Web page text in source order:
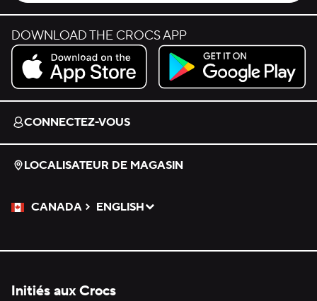
DOWNLOAD THE CROCS APP
Download on the App Store.
Get it on Google Play.
CONNECTEZ-VOUS
LOCALISATEUR DE MAGASIN
CANADA
Veuillez sélectionner une langue
ENGLISH
Sélectionné
Initiés aux Crocs